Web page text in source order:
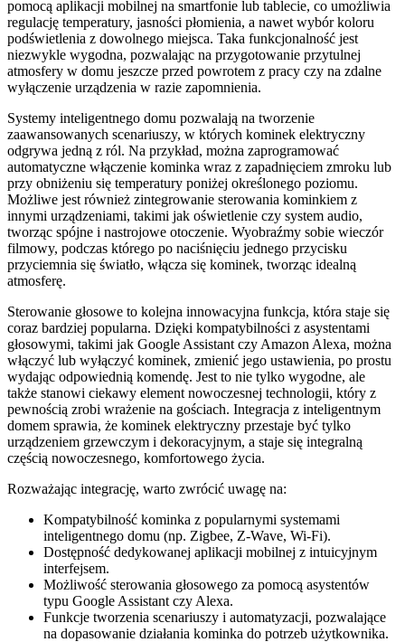
pomocą aplikacji mobilnej na smartfonie lub tablecie, co umożliwia
regulację temperatury, jasności płomienia, a nawet wybór koloru
podświetlenia z dowolnego miejsca. Taka funkcjonalność jest
niezwykle wygodna, pozwalając na przygotowanie przytulnej
atmosfery w domu jeszcze przed powrotem z pracy czy na zdalne
wyłączenie urządzenia w razie zapomnienia.
Systemy inteligentnego domu pozwalają na tworzenie
zaawansowanych scenariuszy, w których kominek elektryczny
odgrywa jedną z ról. Na przykład, można zaprogramować
automatyczne włączenie kominka wraz z zapadnięciem zmroku lub
przy obniżeniu się temperatury poniżej określonego poziomu.
Możliwe jest również zintegrowanie sterowania kominkiem z
innymi urządzeniami, takimi jak oświetlenie czy system audio,
tworząc spójne i nastrojowe otoczenie. Wyobraźmy sobie wieczór
filmowy, podczas którego po naciśnięciu jednego przycisku
przyciemnia się światło, włącza się kominek, tworząc idealną
atmosferę.
Sterowanie głosowe to kolejna innowacyjna funkcja, która staje się
coraz bardziej popularna. Dzięki kompatybilności z asystentami
głosowymi, takimi jak Google Assistant czy Amazon Alexa, można
włączyć lub wyłączyć kominek, zmienić jego ustawienia, po prostu
wydając odpowiednią komendę. Jest to nie tylko wygodne, ale
także stanowi ciekawy element nowoczesnej technologii, który z
pewnością zrobi wrażenie na gościach. Integracja z inteligentnym
domem sprawia, że kominek elektryczny przestaje być tylko
urządzeniem grzewczym i dekoracyjnym, a staje się integralną
częścią nowoczesnego, komfortowego życia.
Rozważając integrację, warto zwrócić uwagę na:
Kompatybilność kominka z popularnymi systemami
inteligentnego domu (np. Zigbee, Z-Wave, Wi-Fi).
Dostępność dedykowanej aplikacji mobilnej z intuicyjnym
interfejsem.
Możliwość sterowania głosowego za pomocą asystentów
typu Google Assistant czy Alexa.
Funkcje tworzenia scenariuszy i automatyzacji, pozwalające
na dopasowanie działania kominka do potrzeb użytkownika.